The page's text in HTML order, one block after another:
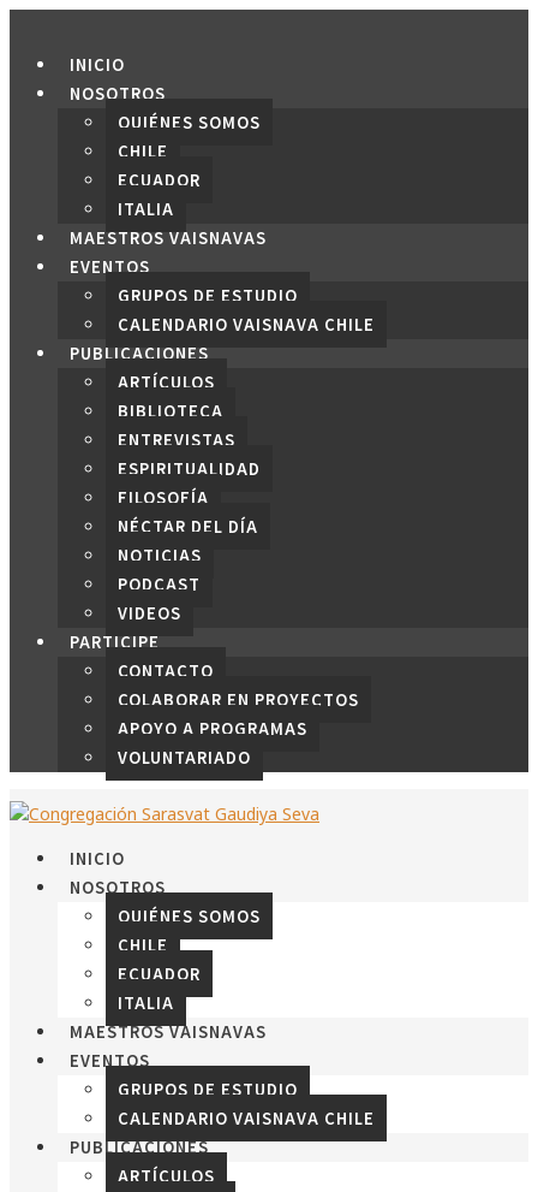
contenidoINICIO
NOSOTROS
QUIÉNES SOMOS
CHILE
ECUADOR
ITALIA
MAESTROS VAISNAVAS
EVENTOS
GRUPOS DE ESTUDIO
CALENDARIO VAISNAVA CHILE
PUBLICACIONES
ARTÍCULOS
BIBLIOTECA
ENTREVISTAS
ESPIRITUALIDAD
FILOSOFÍA
NÉCTAR DEL DÍA
NOTICIAS
PODCAST
VIDEOS
PARTICIPE
CONTACTO
COLABORAR EN PROYECTOS
APOYO A PROGRAMAS
VOLUNTARIADO
INICIO
NOSOTROS
QUIÉNES SOMOS
CHILE
ECUADOR
ITALIA
MAESTROS VAISNAVAS
EVENTOS
GRUPOS DE ESTUDIO
CALENDARIO VAISNAVA CHILE
PUBLICACIONES
ARTÍCULOS